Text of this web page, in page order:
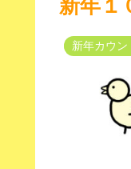
新年１
新年カウン